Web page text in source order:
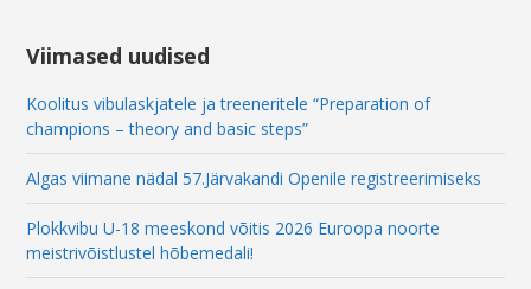
lViimased uudised
Koolitus vibulaskjatele ja treeneritele “Preparation of
champions – theory and basic steps”
Algas viimane nädal 57.Järvakandi Openile registreerimiseks
Plokkvibu U-18 meeskond võitis 2026 Euroopa noorte
meistrivõistlustel hõbemedali!